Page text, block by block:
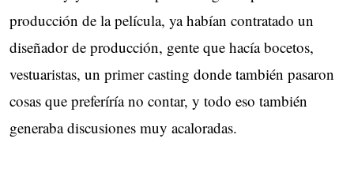
producción de la película, ya habían contratado un
diseñador de producción, gente que hacía bocetos,
vestuaristas, un primer casting donde también pasaron
cosas que preferíría no contar, y todo eso también
generaba discusiones muy acaloradas.